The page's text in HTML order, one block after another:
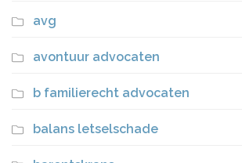
avg
avontuur advocaten
b familierecht advocaten
balans letselschade